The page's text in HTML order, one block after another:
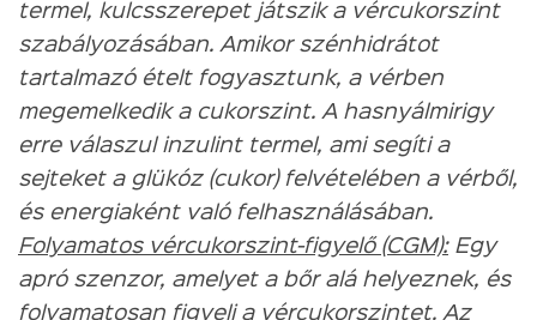
termel, kulcsszerepet játszik a vércukorszint
szabályozásában. Amikor szénhidrátot
tartalmazó ételt fogyasztunk, a vérben
megemelkedik a cukorszint. A hasnyálmirigy
erre válaszul inzulint termel, ami segíti a
sejteket a glükóz (cukor) felvételében a vérből,
és energiaként való felhasználásában.
Folyamatos vércukorszint-figyelő (CGM):Egy
apró szenzor, amelyet a bőr alá helyeznek, és
folyamatosan figyeli a vércukorszintet. Az